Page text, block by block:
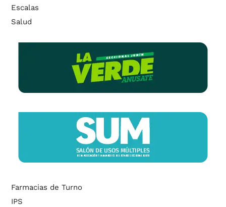
Escalas
Salud
Farmacias de Turno
IPS